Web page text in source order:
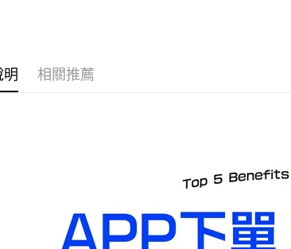
明 相關推薦